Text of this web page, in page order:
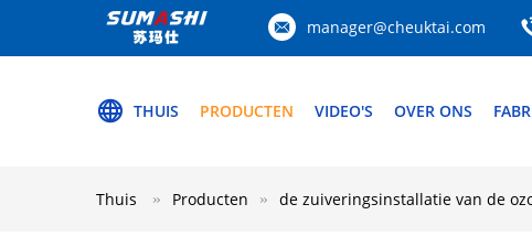
manager@cheuktai.com
THUIS PRODUCTEN VIDEO'S OVER ONS
Thuis Producten de zuiveringsinstallatie van de